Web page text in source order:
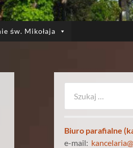
św. Mikołaja
Biuro parafialne
e-mail: